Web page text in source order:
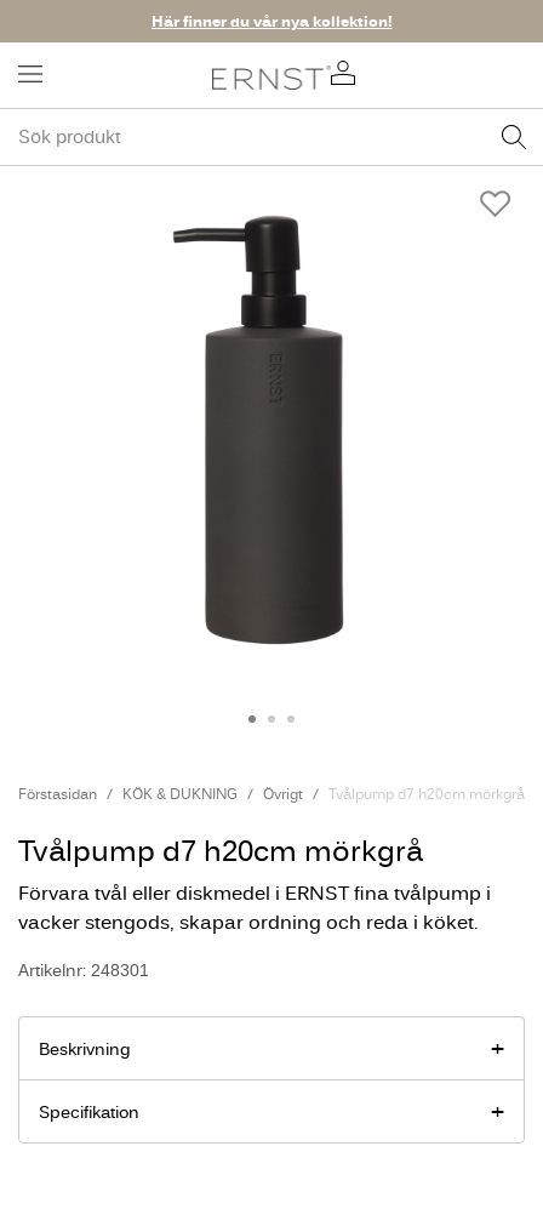
Här finner du vår nya kollektion!
Förstasidan KÖK & DUKNING Övrigt Tvålpump d7 h20cm mörkgrå
Tvålpump d7 h20cm mörkgrå
Förvara tvål eller diskmedel i ERNST fina tvålpump i
vacker stengods, skapar ordning och reda i köket.
Artikelnr: 248301
Beskrivning
Specifikation